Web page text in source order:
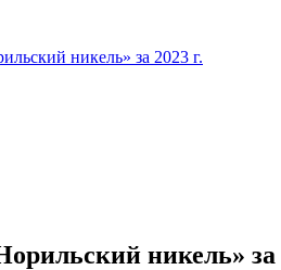
никель» за 2023 г.
никель» за